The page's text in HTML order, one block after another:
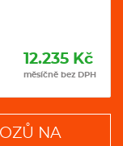
12.235 Kč
měsíčně bez DPH
NA